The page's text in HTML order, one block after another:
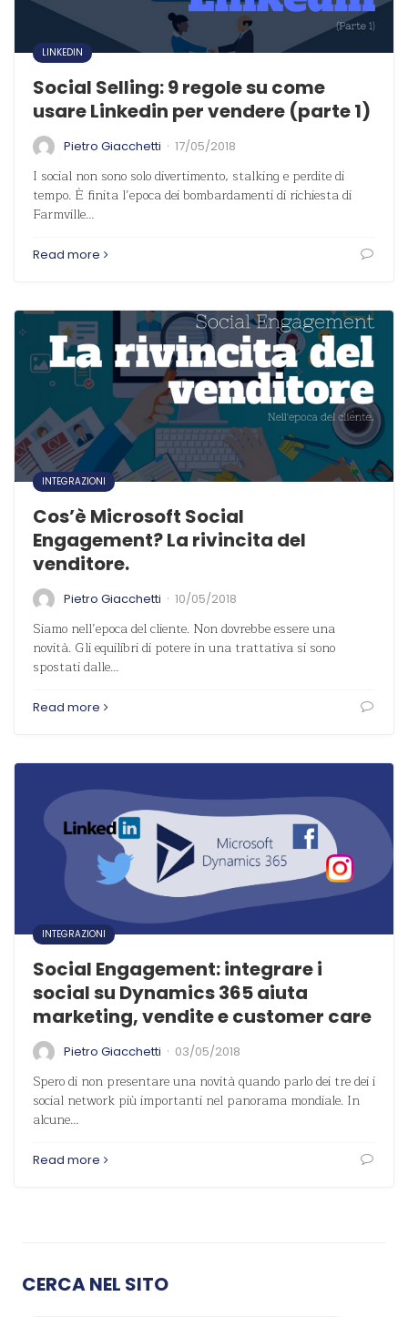
LINKEDIN
Social Selling: 9 regole su come
usare Linkedin per vendere (parte 1)
Pietro Giacchetti · 17/05/2018
I social non sono solo divertimento, stalking e perdite di
tempo. È finita l’epoca dei bombardamenti di richiesta di
Farmville…
Read more
INTEGRAZIONI
Cos’è Microsoft Social
Engagement? La rivincita del
venditore.
Pietro Giacchetti · 10/05/2018
Siamo nell’epoca del cliente. Non dovrebbe essere una
novità. Gli equilibri di potere in una trattativa si sono
spostati dalle…
Read more
INTEGRAZIONI
Social Engagement: integrare i
social su Dynamics 365 aiuta
marketing, vendite e customer care
Pietro Giacchetti · 03/05/2018
Spero di non presentare una novità quando parlo dei tre dei i
social network più importanti nel panorama mondiale. In
alcune…
Read more
CERCA NEL SITO